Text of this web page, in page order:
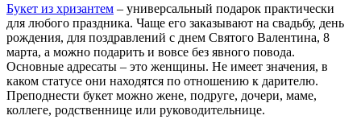
Букет из хризантем – универсальный подарок практически
для любого праздника. Чаще его заказывают на свадьбу, день
рождения, для поздравлений с днем Святого Валентина, 8
марта, а можно подарить и вовсе без явного повода.
Основные адресаты – это женщины. Не имеет значения, в
каком статусе они находятся по отношению к дарителю.
Преподнести букет можно жене, подруге, дочери, маме,
коллеге, родственнице или руководительнице.